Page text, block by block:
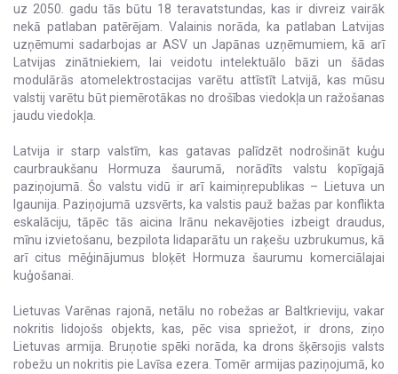
uz 2050. gadu tās būtu 18 teravatstundas, kas ir divreiz vairāk
nekā patlaban patērējam. Valainis norāda, ka patlaban Latvijas
uzņēmumi sadarbojas ar ASV un Japānas uzņēmumiem, kā arī
Latvijas zinātniekiem, lai veidotu intelektuālo bāzi un šādas
modulārās atomelektrostacijas varētu attīstīt Latvijā, kas mūsu
valstij varētu būt piemērotākas no drošības viedokļa un ražošanas
jaudu viedokļa.
Latvija ir starp valstīm, kas gatavas palīdzēt nodrošināt kuģu
caurbraukšanu Hormuza šaurumā, norādīts valstu kopīgajā
paziņojumā. Šo valstu vidū ir arī kaimiņrepublikas – Lietuva un
Igaunija. Paziņojumā uzsvērts, ka valstis pauž bažas par konflikta
eskalāciju, tāpēc tās aicina Irānu nekavējoties izbeigt draudus,
mīnu izvietošanu, bezpilota lidaparātu un raķešu uzbrukumus, kā
arī citus mēģinājumus bloķēt Hormuza šaurumu komerciālajai
kuģošanai.
Lietuvas Varēnas rajonā, netālu no robežas ar Baltkrieviju, vakar
nokritis lidojošs objekts, kas, pēc visa spriežot, ir drons, ziņo
Lietuvas armija. Bruņotie spēki norāda, ka drons šķērsojis valsts
robežu un nokritis pie Lavīsa ezera. Tomēr armijas paziņojumā, ko